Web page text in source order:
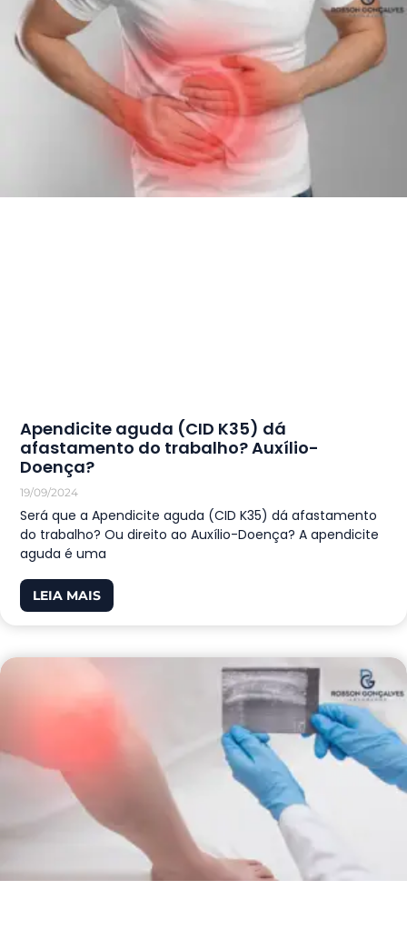
Apendicite aguda (CID K35) dá
afastamento do trabalho? Auxílio-
Doença?
19/09/2024
Será que a Apendicite aguda (CID K35) dá afastamento
do trabalho? Ou direito ao Auxílio-Doença? A apendicite
aguda é uma
LEIA MAIS